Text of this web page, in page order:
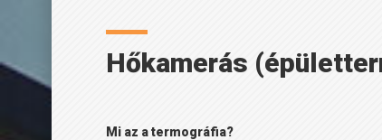
Hőkamerás
Mi az a termográfia?